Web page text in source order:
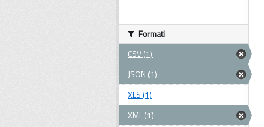
Formati
CSV (1)
JSON (1)
XLS (1)
XML (1)